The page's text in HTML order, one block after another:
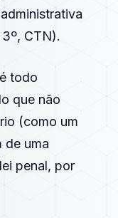
CTN).
todo
que não
(como um
de uma
penal, por